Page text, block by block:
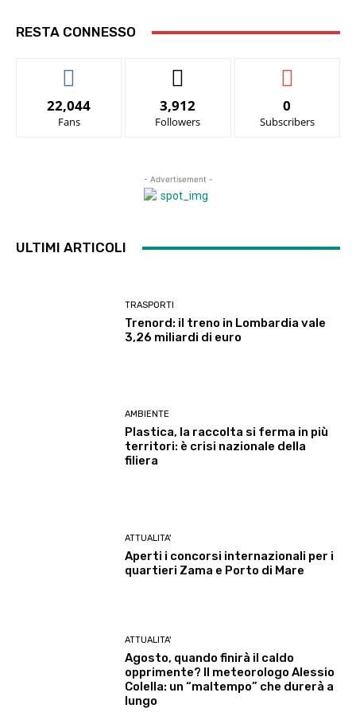
RESTA CONNESSO
22,044
Fans
3,912
Followers
0
Subscribers
- Advertisement -
ULTIMI ARTICOLI
TRASPORTI
Trenord: il treno in Lombardia vale
3,26 miliardi di euro
AMBIENTE
Plastica, la raccolta si ferma in più
territori: è crisi nazionale della
filiera
ATTUALITA'
Aperti i concorsi internazionali per i
quartieri Zama e Porto di Mare
ATTUALITA'
Agosto, quando finirà il caldo
opprimente? Il meteorologo Alessio
Colella: un “maltempo” che durerà a
lungo